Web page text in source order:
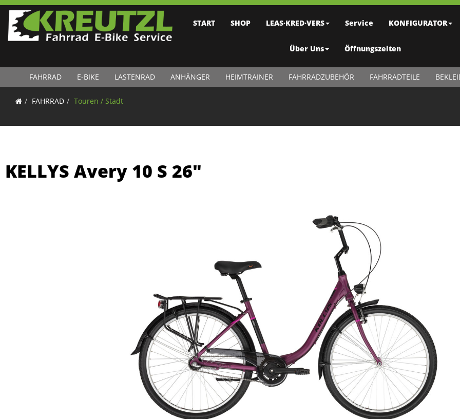
START SHOP LEAS·KRED·VERS Service KONFIGURATOR
Über Uns Öffnungszeiten
FAHRRAD E-BIKE LASTENRAD ANHÄNGER HEIMTRAINER FAHRRADZUBEHÖR FAHRRADTEILE
FAHRRAD Touren / Stadt
KELLYS Avery 10 S 26"